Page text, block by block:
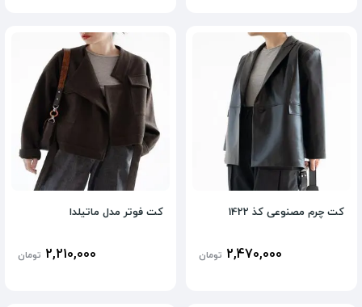
کت چرم مصنوعی کذ 1422
2,470,000 تومان
کت فوتر مدل ماتیلدا
2,210,000 تومان